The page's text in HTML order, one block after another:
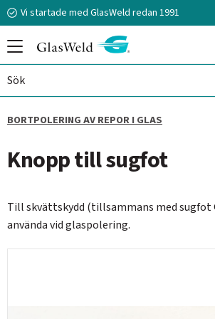
Vi startade med GlasWeld redan 1991
BORTPOLERING AV REPOR I GLAS
Knopp till sugfot
Till skvättskydd (tillsammans med sugfot
använda vid glaspolering.
070-394 51 12